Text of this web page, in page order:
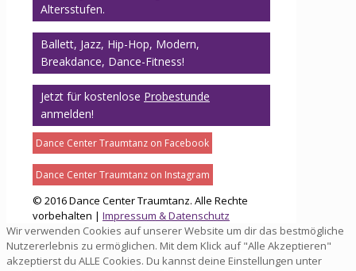
Altersstufen.
Ballett, Jazz, Hip-Hop, Modern,
Breakdance, Dance-Fitness!
Jetzt für kostenlose Probestunde
anmelden!
Dance Center Traumtanz on Facebook
Dance Center Traumtanz on Instagram
© 2016 Dance Center Traumtanz. Alle Rechte
vorbehalten | Impressum & Datenschutz
Wir verwenden Cookies auf unserer Website um dir das bestmögliche
Nutzererlebnis zu ermöglichen. Mit dem Klick auf "Alle Akzeptieren"
akzeptierst du ALLE Cookies. Du kannst deine Einstellungen unter